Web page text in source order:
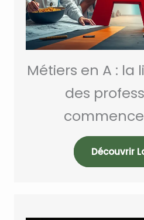
Métiers en A : la
des
Découvrir